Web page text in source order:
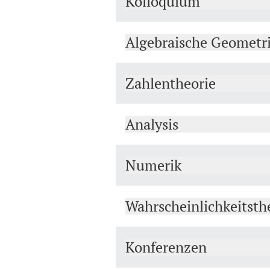
Algebraische
Zahlentheorie
Analysis
Numerik
Konferenzen